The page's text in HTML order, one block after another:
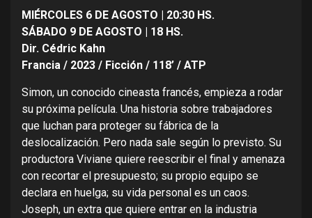
MIÉRCOLES 6 DE AGOSTO | 20:30 HS.
SÁBADO 9 DE AGOSTO | 18 HS.
Dir. Cédric Kahn
Francia / 2023 / Ficción / 118’ / ATP
Simon, un conocido cineasta francés, empieza a rodar
su próxima película. Una historia sobre trabajadores
que luchan para proteger su fábrica de la
deslocalización. Pero nada sale según lo previsto. Su
productora Viviane quiere reescribir el final y amenaza
con recortar el presupuesto; su propio equipo se
declara en huelga; su vida personal es un caos.
Joseph, un extra que quiere entrar en la industria